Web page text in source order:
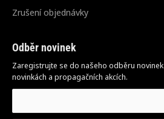
Zrušení objednávky
Odběr novinek
Zaregistrujte se do našeho odběru
novinkách a propagačních akcích.